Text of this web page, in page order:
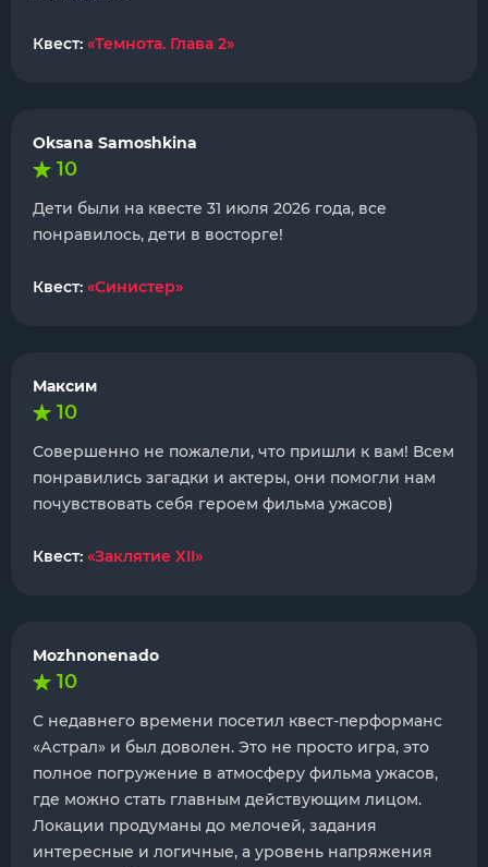
Квест: «Темнота. Глава 2»
Oksana Samoshkina
10
Дети были на квесте 31 июля 2026 года, все
понравилось, дети в восторге!
Квест: «Синистер»
Максим
10
Совершенно не пожалели, что пришли к вам! Всем
понравились загадки и актеры, они помогли нам
почувствовать себя героем фильма ужасов)
Квест: «Заклятие XII»
Mozhnonenado
10
С недавнего времени посетил квест-перформанс
«Астрал» и был доволен. Это не просто игра, это
полное погружение в атмосферу фильма ужасов,
где можно стать главным действующим лицом.
Локации продуманы до мелочей, задания
интересные и логичные, а уровень напряжения